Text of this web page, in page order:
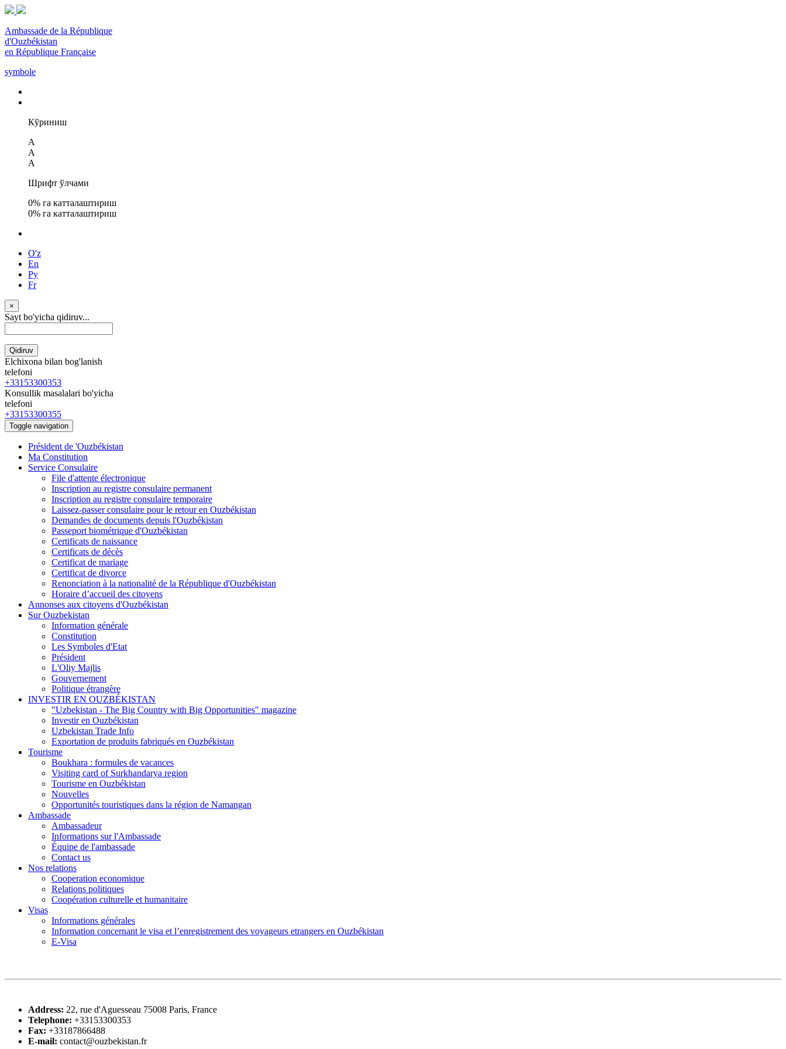
Ambassade de la République
d'Ouzbékistan
en République Française
symbole
Кўриниш
A
A
A
Шрифт ўлчами
0% га катталаштириш
0% га катталаштириш
O'z
En
Ру
Fr
×
Sayt bo'yicha qidiruv...
Qidiruv
Elchixona bilan bog'lanish
telefoni
+33153300353
Konsullik masalalari bo'yicha
telefoni
+33153300355
Toggle navigation
Président de 'Ouzbékistan
Ma Constitution
Service Consulaire
File d'attente électronique
Inscription au registre consulaire permanent
Inscription au registre consulaire temporaire
Laissez-passer consulaire pour le retour en Ouzbékistan
Demandes de documents depuis l'Ouzbékistan
Passeport biométrique d'Ouzbékistan
Certificats de naissance
Certificats de décès
Certificat de mariage
Certificat de divorce
Renonciation à la nationalité de la République d'Ouzbékistan
Horaire d’accueil des citoyens
Annonses aux citoyens d'Ouzbékistan
Sur Ouzbekistan
Information générale
Constitution
Les Symboles d'Etat
Président
L'Oliy Majlis
Gouvernement
Politique étrangère
INVESTIR EN OUZBÉKISTAN
"Uzbekistan - The Big Country with Big Opportunities" magazine
Investir en Ouzbékistan
Uzbekistan Trade Info
Exportation de produits fabriqués en Ouzbékistan
Tourisme
Boukhara : formules de vacances
Visiting card of Surkhandarya region
Tourisme en Ouzbékistan
Nouvelles
Opportunités touristiques dans la région de Namangan
Ambassade
Ambassadeur
Informations sur l'Ambassade
Équipe de l'ambassade
Contact us
Nos relations
Cooperation economique
Relations politiques
Coopération culturelle et humanitaire
Visas
Informations générales
Information concernant le visa et l’enregistrement des voyageurs etrangers en Ouzbékistan
E-Visa
Address: 22, rue d'Aguesseau 75008 Paris, France
Telephone: +33153300353
Fax: +33187866488
E-mail: contact@ouzbekistan.fr